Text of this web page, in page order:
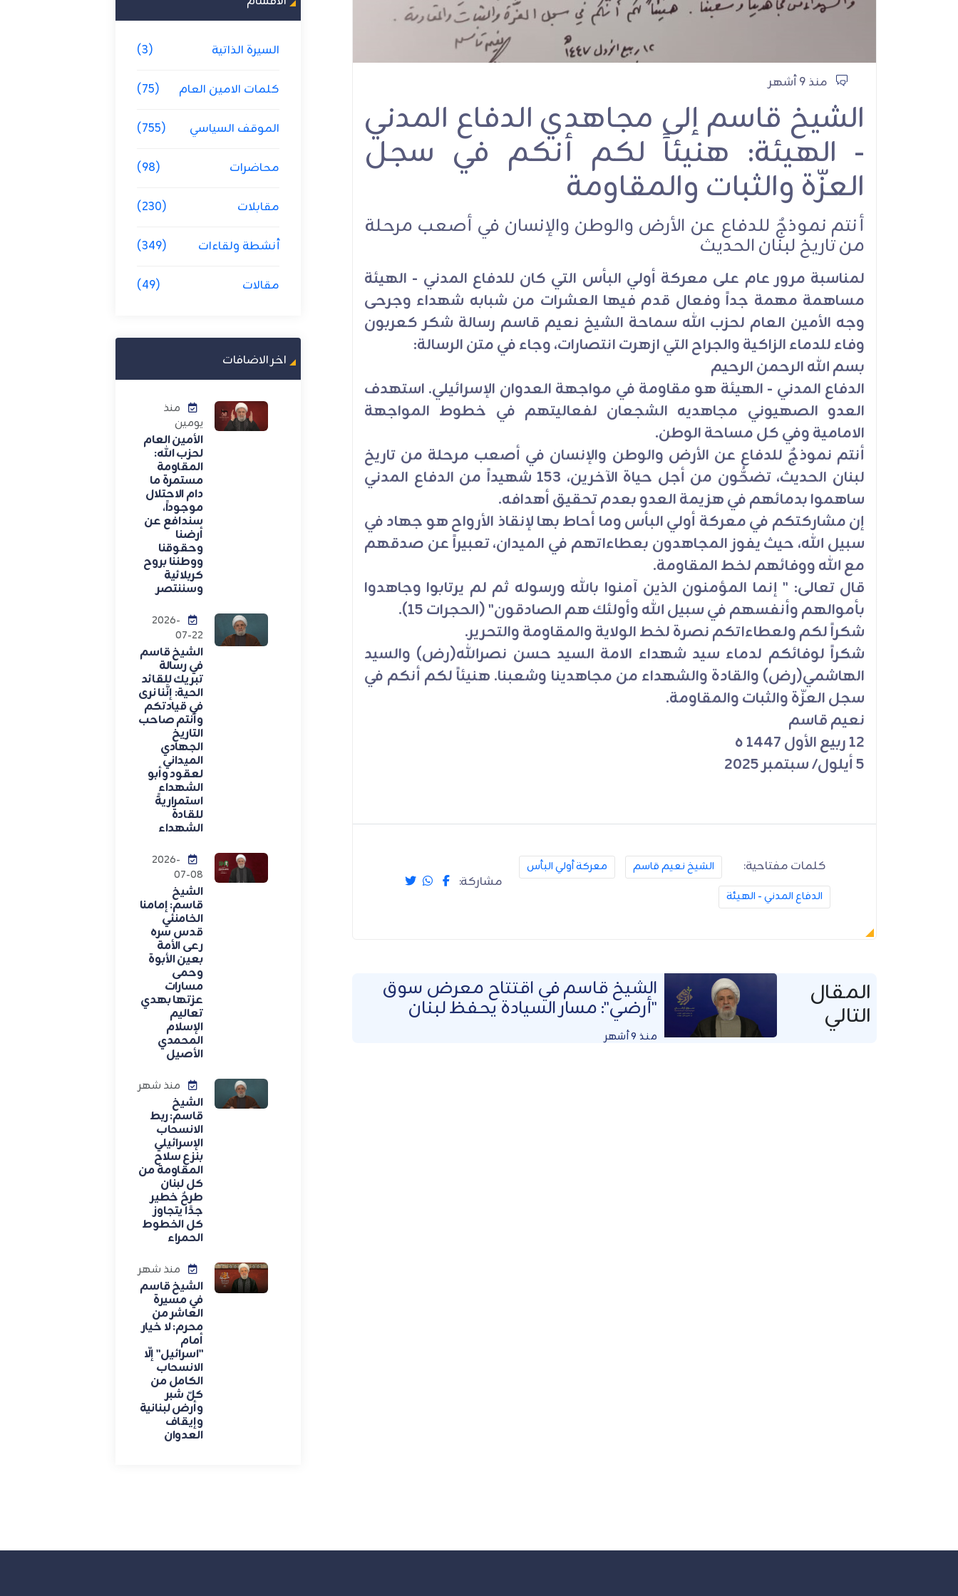
منذ 9 أشهر
الشيخ قاسم إلى مجاهدي الدفاع المدني
- الهيئة: هنيئاً لكم أنكم في سجل
العزّة والثبات والمقاومة
أنتم نموذجٌ للدفاع عن الأرض والوطن والإنسان في أصعب مرحلة
من تاريخ لبنان الحديث
لمناسبة مرور عام على معركة أولي البأس التي كان للدفاع المدني - الهيئة
مساهمة مهمة جداً وفعال قدم فيها العشرات من شبابه شهداء وجرحى
وجه الأمين العام لحزب الله سماحة الشيخ نعيم قاسم رسالة شكر كعربون
وفاء للدماء الزاكية والجراح التي ازهرت انتصارات، وجاء في متن الرسالة:
بسم الله الرحمن الرحيم
الدفاع المدني - الهيئة هو مقاومة في مواجهة العدوان الإسرائيلي. استهدف
العدو الصهيوني مجاهديه الشجعان لفعاليتهم في خطوط المواجهة
الامامية وفي كل مساحة الوطن.
أنتم نموذجٌ للدفاع عن الأرض والوطن والإنسان في أصعب مرحلة من تاريخ
لبنان الحديث، تضحُّون من أجل حياة الآخرين، 153 شهيداً من الدفاع المدني
ساهموا بدمائهم في هزيمة العدو بعدم تحقيق أهدافه.
إن مشاركتكم في معركة أولي البأس وما أحاط بها لإنقاذ الأرواح هو جهاد في
سبيل الله، حيث يفوز المجاهدون بعطاءاتهم في الميدان، تعبيراً عن صدقهم
مع الله ووفائهم لخط المقاومة.
قال تعالى: " إنما المؤمنون الذين آمنوا بالله ورسوله ثم لم يرتابوا وجاهدوا
بأموالهم وأنفسهم في سبيل الله وأولئك هم الصادقون" (الحجرات 15).
شكراً لكم ولعطاءاتكم نصرة لخط الولاية والمقاومة والتحرير.
شكراً لوفائكم لدماء سيد شهداء الامة السيد حسن نصرالله(رض) والسيد
الهاشمي(رض) والقادة والشهداء من مجاهدينا وشعبنا. هنيئاً لكم أنكم في
سجل العزّة والثبات والمقاومة.
نعيم قاسم
12 ربيع الأول 1447 ه
5 أيلول/ سبتمبر 2025
كلمات مفتاحية: الشيخ نعيم قاسم
معركة أولي البأس
الدفاع المدني - الهيئة
مشاركة:
المقال
التالي
الشيخ قاسم في اقتتاح معرض سوق
"أرضي": مسار السيادة يحفظ لبنان
منذ 9 أشهر
السيرة الذاتية (3)
كلمات الامين العام (75)
الموقف السياسي (755)
محاضرات (98)
مقابلات (230)
أنشطة ولقاءات (349)
مقالات (49)
اخر الاضافات
منذ
يومين
الأمين العام
لحزب الله:
المقاومة
مستمرة ما
دام الاحتلال
موجوداً،
سندافع عن
أرضنا
وحقوقنا
ووطننا بروح
كربلائية
وسننتصر
2026-
07-22
الشيخ قاسم
في رسالة
تبريك للقائد
الحية: إنَّنا نرى
في قيادتكم
وأنتم صاحب
التاريخ
الجهادي
الميداني
لعقود وأبو
الشهداء
استمراريةً
للقادة
الشهداء
2026-
07-08
الشيخ
قاسم: إمامنا
الخامنئي
قدس سره
رعى الأمة
بعين الأبوة
وحمى
مسارات
عزتها بهدي
تعاليم
الإسلام
المحمدي
الأصيل
منذ شهر
الشيخ
قاسم: ربط
الانسحاب
الإسرائيلي
بنزع سلاح
المقاومة من
كل لبنان
طرحٌ خطير
جدًا يتجاوز
كل الخطوط
الحمراء
منذ شهر
الشيخ قاسم
في مسيرة
العاشر من
محرم: لا خيار
أمام
"اسرائيل" إلّا
الانسحاب
الكامل من
كلّ شبر
وأرض لبنانية
وإيقاف
العدوان